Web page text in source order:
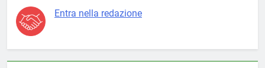
Entra nella redazione